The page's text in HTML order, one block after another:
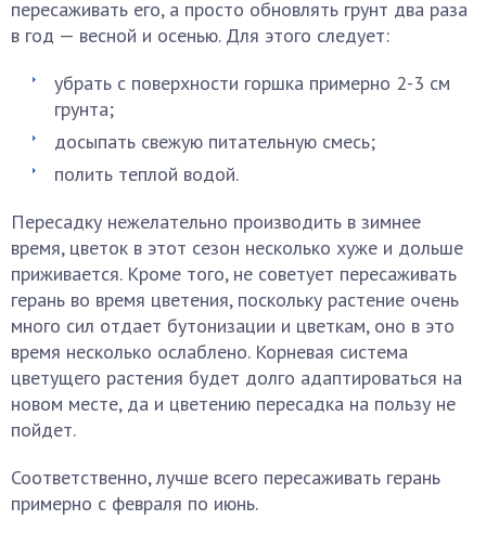
пересаживать его, а просто обновлять грунт два раза
в год — весной и осенью. Для этого следует:
убрать с поверхности горшка примерно 2-3 см
грунта;
досыпать свежую питательную смесь;
полить теплой водой.
Пересадку нежелательно производить в зимнее
время, цветок в этот сезон несколько хуже и дольше
приживается. Кроме того, не советует пересаживать
герань во время цветения, поскольку растение очень
много сил отдает бутонизации и цветкам, оно в это
время несколько ослаблено. Корневая система
цветущего растения будет долго адаптироваться на
новом месте, да и цветению пересадка на пользу не
пойдет.
Соответственно, лучше всего пересаживать герань
примерно с февраля по июнь.